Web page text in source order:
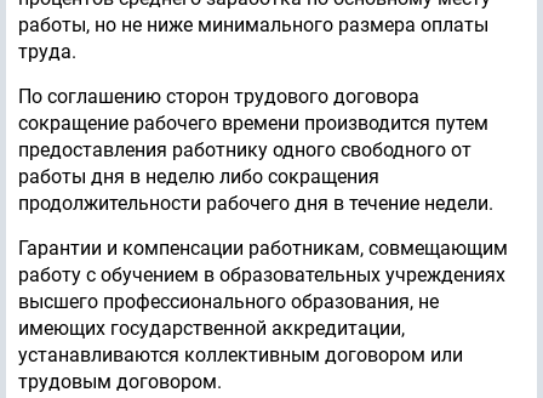
работы, но не ниже минимального размера оплаты
труда.
По соглашению сторон трудового договора
сокращение рабочего времени производится путем
предоставления работнику одного свободного от
работы дня в неделю либо сокращения
продолжительности рабочего дня в течение недели.
Гарантии и компенсации работникам, совмещающим
работу с обучением в образовательных учреждениях
высшего профессионального образования, не
имеющих государственной аккредитации,
устанавливаются коллективным договором или
трудовым договором.